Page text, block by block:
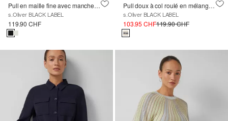
Pull en maille fine avec manches chauve-souris et structure ottomane
s.Oliver BLACK LABEL
119.90 CHF
Pull doux à col roulé en mélange d'alpaga
s.Oliver BLACK LABEL
103.95 CHF119.90 CHF